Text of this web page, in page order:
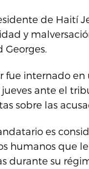
de Haití
y
Georges.
fue internado
jueves ante el
sobre las
es
humanos que
durante su